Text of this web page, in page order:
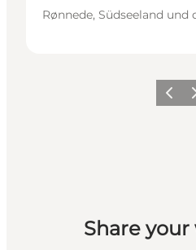
Rønnede, Südseeland und
Zurück
Share